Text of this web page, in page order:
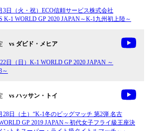
3日（火・祝）ECO信頼サービス株式会社
K-1 WORLD GP 2020 JAPAN～K-1九州初上陸～
vs ダビド・メヒア
日（日）K-1 WORLD GP 2020 JAPAN ～
～
vs ハッサン・トイ
28日（土）“K-1冬のビッグマッチ 第2弾 名古
GP 2019 JAPAN～初代女子フライ級王座決